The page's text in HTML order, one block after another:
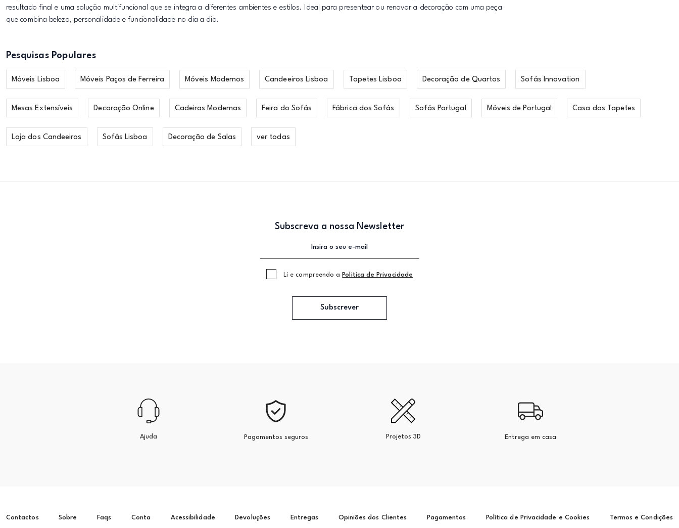
resultado final e uma solução multifuncional que se integra a diferentes ambientes e estilos. Ideal para presentear ou renovar a decoração com uma peça
que combina beleza, personalidade e funcionalidade no dia a dia.
Pesquisas Populares
Móveis Lisboa Móveis Paços de Ferreira Móveis Modernos Candeeiros Lisboa Tapetes Lisboa Decoração de Quartos Sofás Innovation
Mesas Extensíveis Decoração Online Cadeiras Modernas Feira do Sofás Fábrica dos Sofás Sofás Portugal Móveis de Portugal Casa dos Tapetes
Loja dos Candeeiros Sofás Lisboa Decoração de Salas ver todas
Subscreva a nossa Newsletter
Li e compreendo a Politica de Privacidade
Subscrever
Ajuda Pagamentos seguros Projetos 3D Entrega em casa
Contactos Sobre Faqs Conta Acessibilidade Devoluções Entregas Opiniões dos Clientes Pagamentos Política de Privacidade e Cookies Termos e Condições